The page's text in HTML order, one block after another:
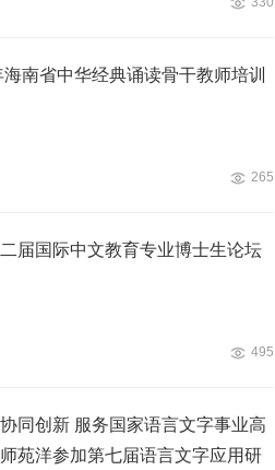
南省中华经典诵读骨干教师培训
265
届国际中文教育专业博士生论坛
495
同创新 服务国家语言文字事业高
苑洋参加第七届语言文字应用研